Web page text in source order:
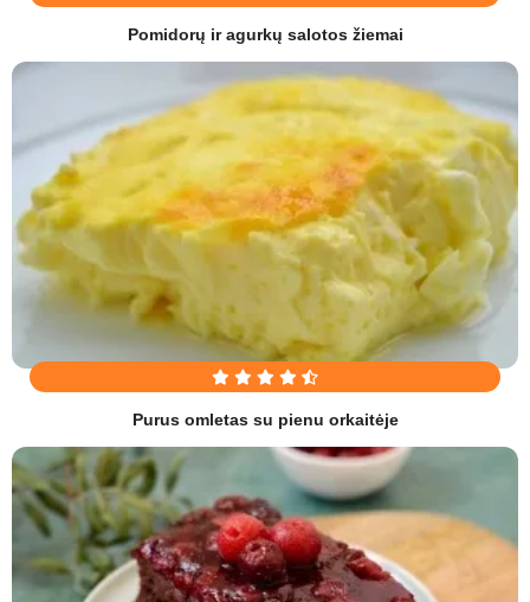
Pomidorų ir agurkų salotos žiemai
Purus omletas su pienu orkaitėje